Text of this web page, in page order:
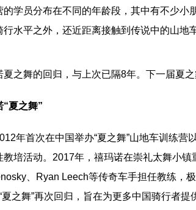
的学员分布在不同的年龄段，其中有不少小
水平之外，还近距离接触到传说中的山地
夏之舞的回归，与上次已隔8年。下一届夏之
“夏之舞”
年首次在中国举办“夏之舞”山地车训练营
培活动。2017年，禧玛诺在崇礼太舞小镇
、Ryan Leech等传奇车手担任教练，
夏之舞”再次回归，旨在为更多中国骑行者提